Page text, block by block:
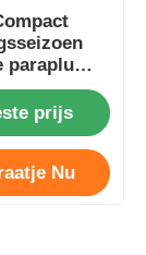
paraplu
Polyester
prijs
Nu